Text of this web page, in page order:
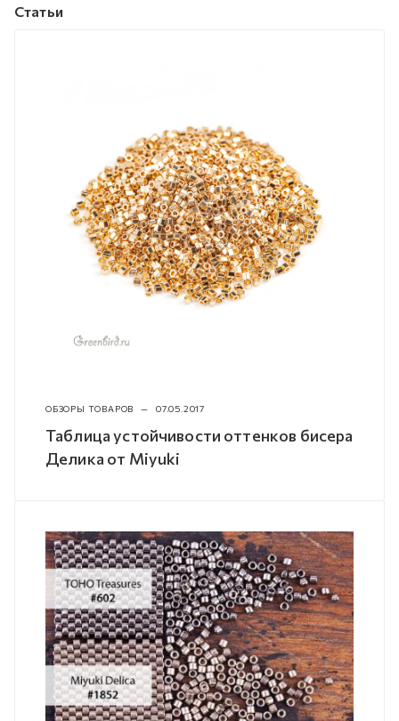
Статьи
ОБЗОРЫ ТОВАРОВ — 07.05.2017
Таблица устойчивости оттенков бисера
Делика от Miyuki